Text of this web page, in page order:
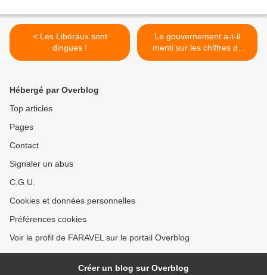
< Les Libéraux sont
dingues !
Le gouvernement a-t-il
menti sur les chiffres du
chômage ? >
Hébergé par Overblog
Top articles
Pages
Contact
Signaler un abus
C.G.U.
Cookies et données personnelles
Préférences cookies
Voir le profil de FARAVEL sur le portail Overblog
Créer un blog sur Overblog